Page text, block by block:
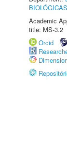
BIOLÓGICAS
Academic
title: MS-3.2
Orcid